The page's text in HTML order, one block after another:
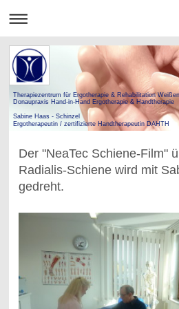
Therapiezentrum für Ergotherapie & Rehabilitation
Donaupraxis Hand-in-Hand Ergotherapie & Handtherapie
Sabine Haas - Schinzel
Ergotherapeutin / zertifizierte Handtherapeutin DAHTH
Der "NeaTec Schiene-Film"
Radialis-Schiene wird mit
gedreht.